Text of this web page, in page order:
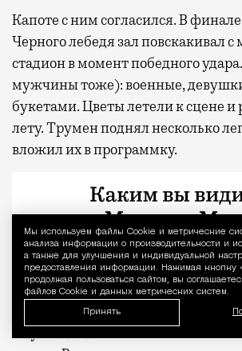
Мы используем файлы Сookie и метрические
анализа информации о производительности и
а также для улучшения и индивидуальной
предоставления информации. Нажимая кнопку
продолжая пользоваться сайтом, вы
файлов Cookie и данных метрических систем.
Принять
Капоте с ним согласился. В
Черного лебедя зал повскакивал
стадион в момент победного
мужчины тоже): военные,
букетами. Цветы летели к сцене и
лету. Трумен поднял несколько
вложил их в программку.
Программку он сохранил. Много
случайно наткнувшись на нее,
хрупкие остатки тех самых
вспомнил московский вечер и ту
религиозную преданность, с
встречала Плисецкую.